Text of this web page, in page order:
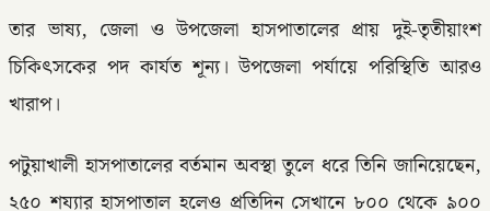
তার ভাষ্য, জেলা ও উপজেলা হাসপাতালের প্রায় দুই-তৃতীয়াংশ
চিকিৎসকের পদ কার্যত শূন্য। উপজেলা পর্যায়ে পরিস্থিতি আরও
খারাপ।
পটুয়াখালী হাসপাতালের বর্তমান অবস্থা তুলে ধরে তিনি জানিয়েছেন,
২৫০ শয্যার হাসপাতাল হলেও প্রতিদিন সেখানে ৮০০ থেকে ৯০০